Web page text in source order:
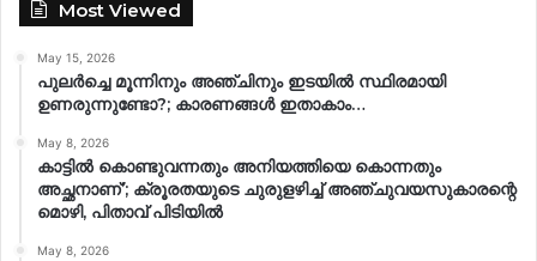
Most Viewed
May 15, 2026
പുലർച്ചെ മൂന്നിനും അഞ്ചിനും ഇടയിൽ സ്ഥിരമായി
ഉണരുന്നുണ്ടോ?; കാരണങ്ങള്‍ ഇതാകാം…
May 8, 2026
കാട്ടിൽ കൊണ്ടുവന്നതും അനിയത്തിയെ കൊന്നതും
അച്ഛനാണ്’; ക്രൂരതയുടെ ചുരുളഴിച്ച് അഞ്ചുവയസുകാരന്റെ
മൊഴി, പിതാവ് പിടിയിൽ
May 8, 2026